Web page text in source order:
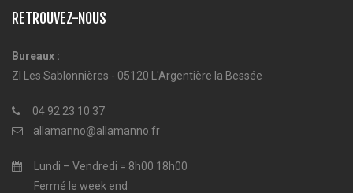
RETROUVEZ-NOUS
Bureaux :
ZI Les Sablonnières - 05120 L'Argentière la Bessée
04 92 23 10 37
allamanno@allamanno.fr
Lundi – Vendredi = 8h00 18h00
Fermé le week end